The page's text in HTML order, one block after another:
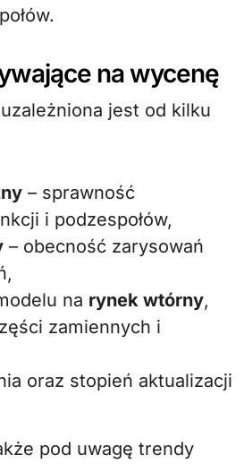
na wycenę
jest od kilku
– sprawność
i podzespołów,
– obecność zarysowań
na rynek wtórny,
zamiennych i
oraz stopień aktualizacji
pod uwagę trendy